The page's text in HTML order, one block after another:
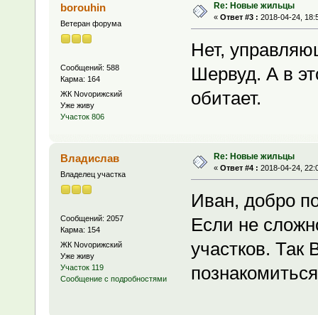
borouhin
Ветеран форума
Сообщений: 588
Карма: 164
ЖК Novoрижский
Уже живу
Участок 806
Re: Новые жильцы
« Ответ #3 : 2018-04-24,
Нет,
Шервуд. А в
обитает.
Владислав
Владелец участка
Сообщений: 2057
Карма: 154
ЖК Novoрижский
Уже живу
Участок 119
Сообщение с подробностями
Re: Новые жильцы
« Ответ #4 : 2018-04-24,
Иван, добро
Если не
участков. Так